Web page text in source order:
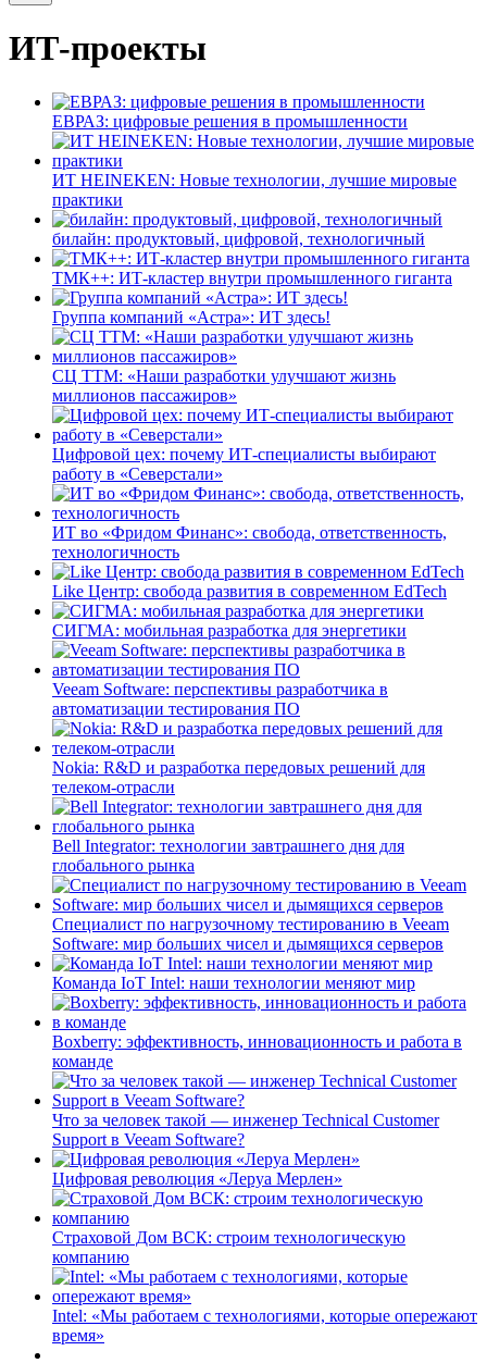
ИТ-проекты
ЕВРАЗ: цифровые решения в промышленности
ИТ HEINEKEN: Новые технологии, лучшие мировые
практики
билайн: продуктовый, цифровой, технологичный
ТМК++: ИТ-кластер внутри промышленного гиганта
Группа компаний «Астра»: ИТ здесь!
СЦ ТТМ: «Наши разработки улучшают жизнь
миллионов пассажиров»
Цифровой цех: почему ИТ-специалисты выбирают
работу в «Северстали»
ИТ во «Фридом Финанс»: свобода, ответственность,
технологичность
Like Центр: свобода развития в современном EdTech
СИГМА: мобильная разработка для энергетики
Veeam Software: перспективы разработчика в
автоматизации тестирования ПО
Nokia: R&D и разработка передовых решений для
телеком-отрасли
Bell Integrator: технологии завтрашнего дня для
глобального рынка
Специалист по нагрузочному тестированию в Veeam
Software: мир больших чисел и дымящихся серверов
Команда IoT Intel: наши технологии меняют мир
Boxberry: эффективность, инновационность и работа в
команде
Что за человек такой — инженер Technical Customer
Support в Veeam Software?
Цифровая революция «Леруа Мерлен»
Страховой Дом ВСК: строим технологическую
компанию
Intel: «Мы работаем с технологиями, которые опережают
время»